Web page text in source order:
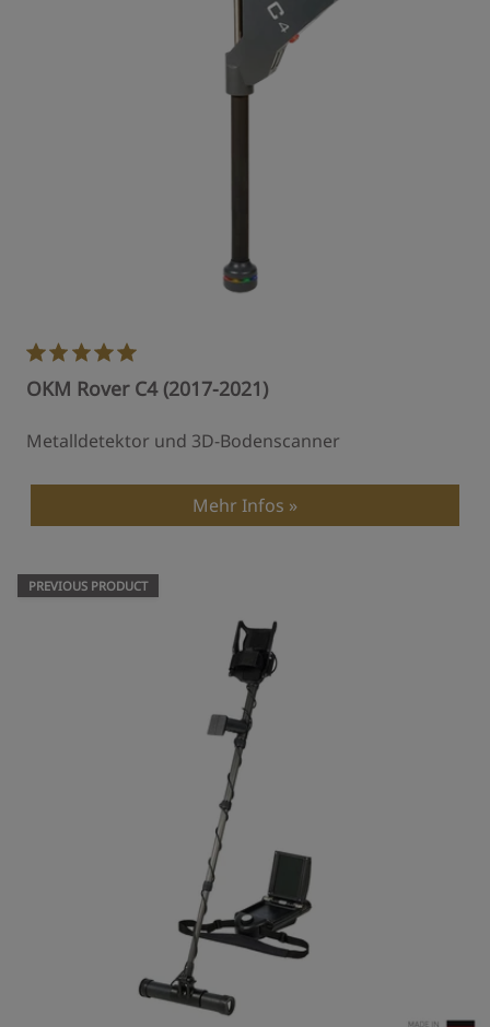
OKM Rover C4 (2017-2021)
Metalldetektor und 3D-Bodenscanner
Mehr Infos
PREVIOUS PRODUCT